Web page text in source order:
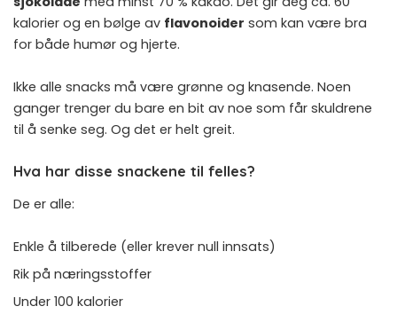
kalorier og en bølge av flavonoider som kan være bra
for både humør og hjerte.
Ikke alle snacks må være grønne og knasende. Noen
ganger trenger du bare en bit av noe som får skuldrene
til å senke seg. Og det er helt greit.
Hva har disse snackene til felles?
De er alle:
Enkle å tilberede (eller krever null innsats)
Rik på næringsstoffer
Under 100 kalorier